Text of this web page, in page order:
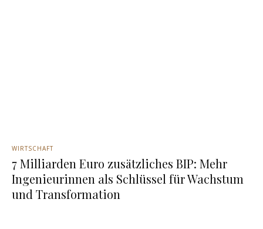
WIRTSCHAFT
7 Milliarden Euro zusätzliches BIP: Mehr
Ingenieurinnen als Schlüssel für Wachstum
und Transformation